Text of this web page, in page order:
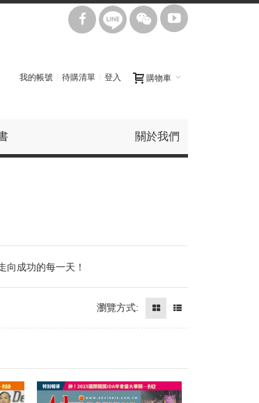
購物車
我的帳號 待購清單 登入
關於我們
成功的每一天！
瀏覽方式: